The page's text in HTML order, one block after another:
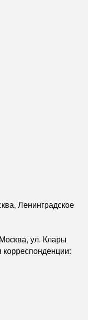
Ленинградское
ул. Клары
корреспонденции: